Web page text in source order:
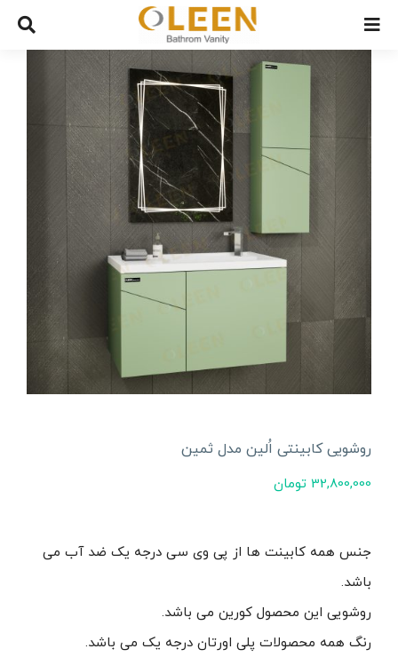
Skip
روشویی کابینتی اُلین مدل ثمین
32,800,000 تومان
جنس همه کابینت ها از پی وی سی درجه یک ضد آب می
باشد.
روشویی این محصول کورین می باشد.
رنگ همه محصولات پلی اورتان درجه یک می باشد.